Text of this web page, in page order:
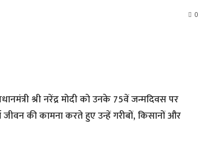
0
श्री नरेंद्र मोदी को उनके 75वें जन्मदिवस पर
जीवन की कामना करते हुए उन्हें गरीबों, किसानों और